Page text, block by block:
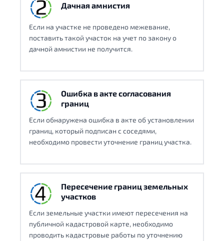
Дачная амнистия
Если на участке не проведено межевание,
поставить такой участок на учет по закону о
дачной амнистии не получится.
Ошибка в акте согласования
границ
Если обнаружена ошибка в акте об установлении
границ, который подписан с соседями,
необходимо провести уточнение границ участка.
Пересечение границ земельных
участков
Если земельные участки имеют пересечения на
публичной кадастровой карте, необходимо
проводить кадастровые работы по уточнению